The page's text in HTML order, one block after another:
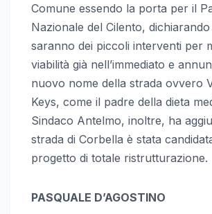
Comune essendo la porta per il
Nazionale del Cilento,
saranno dei piccoli interventi per
viabilità già nell’immediato e
nuovo nome della strada ovvero
Keys, come il padre della dieta
Sindaco Antelmo, inoltre, ha
strada di Corbella è stata
progetto di totale ristrutturazione.
PASQUALE D’AGOSTINO